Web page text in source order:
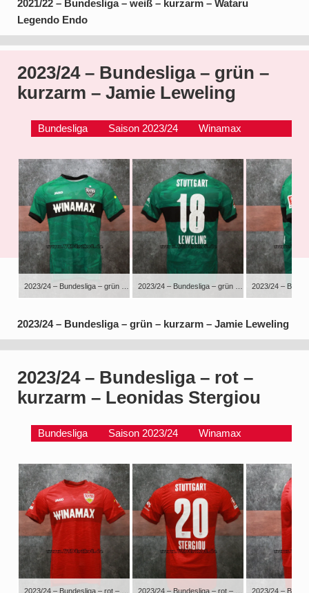
2021/22 – Bundesliga – weiß – kurzarm – Wataru
Legendo Endo
2023/24 – Bundesliga – grün –
kurzarm – Jamie Leweling
Bundesliga Saison 2023/24 Winamax
2023/24 – Bundesliga – grün – kurzarm – Jamie Leweling 2023/24 – Bundesliga – grün – kurzarm – Jamie Leweling
2023/24 – Bundesliga – grün – kurzarm – Jamie Leweling
2023/24 – Bundesliga – rot –
kurzarm – Leonidas Stergiou
Bundesliga Saison 2023/24 Winamax